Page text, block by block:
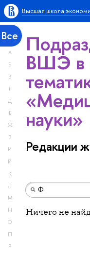
Высшая школа
Все
А
Б
В
Г
Д
Е
Ж
З
И
Й
К
Л
М
Н
О
П
Р
ВШЭ в
науки»
Редакции
Ничего не